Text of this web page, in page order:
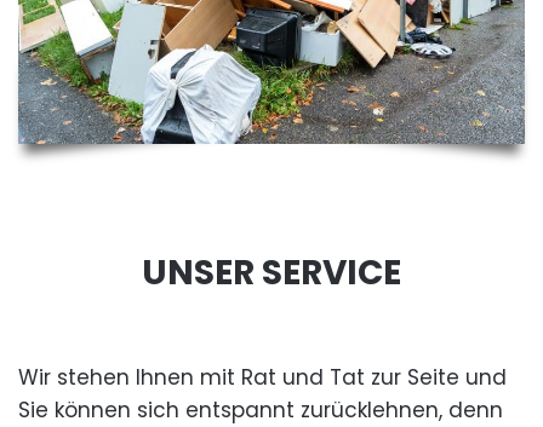
UNSER SERVICE
Wir stehen Ihnen mit Rat und Tat zur Seite und
Sie können sich entspannt zurücklehnen, denn